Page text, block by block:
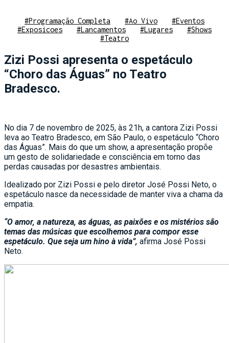
#Programação Completa #Ao Vivo
#Eventos
#Exposicoes
#Lancamentos #Lugares
#Shows
#Teatro
Zizi Possi apresenta o espetáculo
“Choro das Águas” no Teatro
Bradesco.
No dia 7 de novembro de 2025, às 21h, a cantora Zizi Possi
leva ao Teatro Bradesco, em São Paulo, o espetáculo “Choro
das Águas”. Mais do que um show, a apresentação propõe
um gesto de solidariedade e consciência em torno das
perdas causadas por desastres ambientais.
Idealizado por Zizi Possi e pelo diretor José Possi Neto, o
espetáculo nasce da necessidade de manter viva a chama da
empatia.
“O amor, a natureza, as águas, as paixões e os mistérios são
temas das músicas que escolhemos para compor esse
espetáculo. Que seja um hino à vida”, afirma José Possi
Neto.